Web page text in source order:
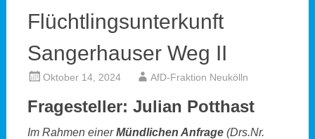
Flüchtlingsunterkunft
Sangerhauser Weg II
Oktober 14, 2024 AfD-Fraktion Neukölln
Fragesteller: Julian Potthast
Im Rahmen einerMündlichen Anfrage(Drs.Nr.